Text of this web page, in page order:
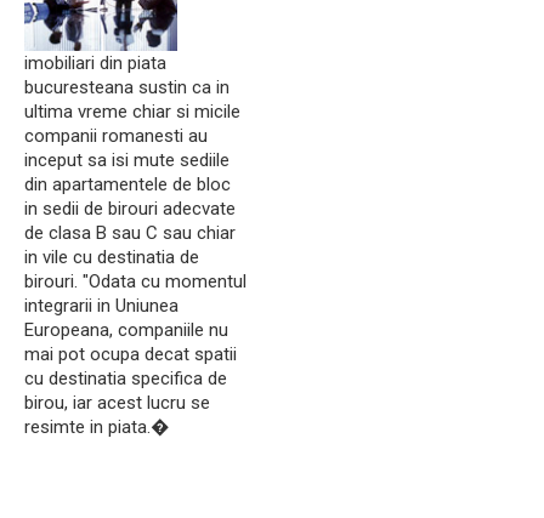
imobiliari din piata
bucuresteana sustin ca in
ultima vreme chiar si micile
companii romanesti au
inceput sa isi mute sediile
din apartamentele de bloc
in sedii de birouri adecvate
de clasa B sau C sau chiar
in vile cu destinatia de
birouri. "Odata cu momentul
integrarii in Uniunea
Europeana, companiile nu
mai pot ocupa decat spatii
cu destinatia specifica de
birou, iar acest lucru se
resimte in piata.�